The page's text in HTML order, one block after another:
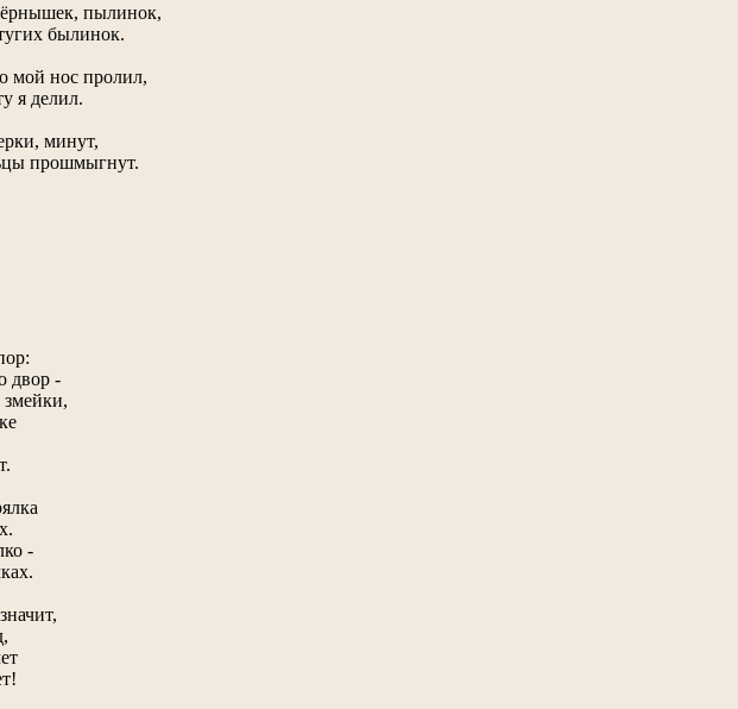
пылинок,
былинок.
мой нос пролил,
я делил.
минут,
прошмыгнут.
двор -
змейки,
-